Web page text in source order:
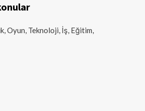
Oyun, Teknoloji, İş, Eğitim,